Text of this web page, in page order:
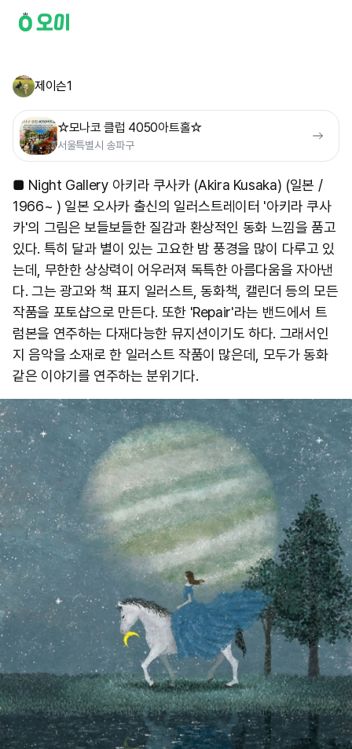
제이슨1
☆모나코 클럽 4050아트홀☆
서울특별시 송파구
■ Night Gallery 아키라 쿠사카 (Akira Kusaka) (일본 /
1966~ ) 일본 오사카 출신의 일러스트레이터 '아키라 쿠사
카'의 그림은 보들보들한 질감과 환상적인 동화 느낌을 품고
있다. 특히 달과 별이 있는 고요한 밤 풍경을 많이 다루고 있
는데, 무한한 상상력이 어우러져 독특한 아름다움을 자아낸
다. 그는 광고와 책 표지 일러스트, 동화책, 캘린더 등의 모든
작품을 포토샵으로 만든다. 또한 'Repair'라는 밴드에서 트
럼본을 연주하는 다재다능한 뮤지션이기도 하다. 그래서인
지 음악을 소재로 한 일러스트 작품이 많은데, 모두가 동화
같은 이야기를 연주하는 분위기다.